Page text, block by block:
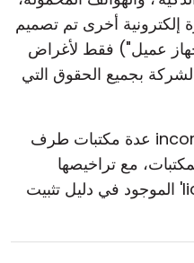
إلكترونية أخرى تم تصميم
عميل") فقط لأغراض
الشركة بجميع الحقوق التي
ت incorporas Remote Utilities عدة مكتبات طرف
مع تراخيصها
الخاصة، في ملف 'licenses.txt' الموجود في دليل تثبيت